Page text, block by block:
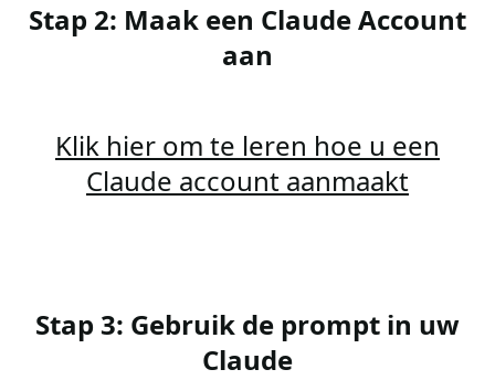
Stap 2: Maak een Claude Account
aan
Klik hier om te leren hoe u een
Claude account aanmaakt
Stap 3: Gebruik de prompt in uw
Claude